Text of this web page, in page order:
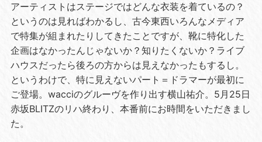
アーティストはステージではどんな衣装を着ているの？
というのは見ればわかるし、古今東西いろんなメディア
で特集が組まれたりしてきたことですが、靴に特化した
企画はなかったんじゃないか？知りたくないか？ライブ
ハウスだったら後ろの方からは見えなかったもするし。
というわけで、特に見えないパート＝ドラマーが最初に
ご登場。wacciのグルーヴを作り出す横山祐介。5月25日
赤坂BLITZのリハ終わり、本番前にお時間をいただきまし
た。